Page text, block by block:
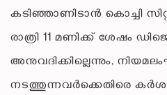
കടിഞ്ഞാണിടാൻ കൊച്ചി
രാത്രി 11 മണിക്ക് ശേഷം
അനുവദിക്കില്ലെന്നും,
നടത്തുന്നവർക്കെതിരെ